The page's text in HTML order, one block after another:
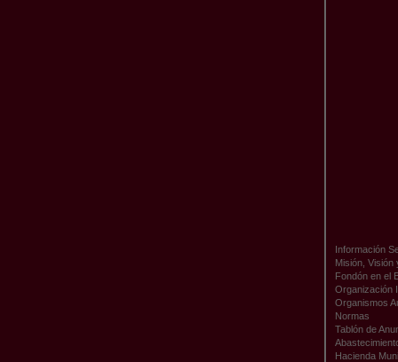
Información
Misión, Visión
Fondón en el
Organización
Organismos
Normas
Tablón de
Hacienda